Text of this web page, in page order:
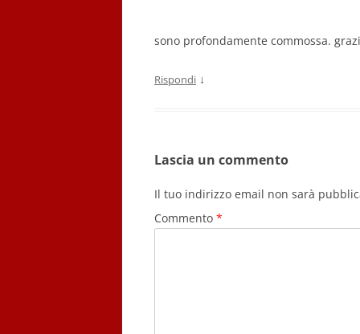
sono profondamente commossa.
Rispondi ↓
Lascia un commento
Il tuo indirizzo email non sarà
Commento *